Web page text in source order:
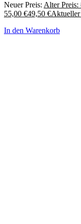
Neuer Preis: Alter Preis:
55,00 €49,50 €Aktueller
In den Warenkorb